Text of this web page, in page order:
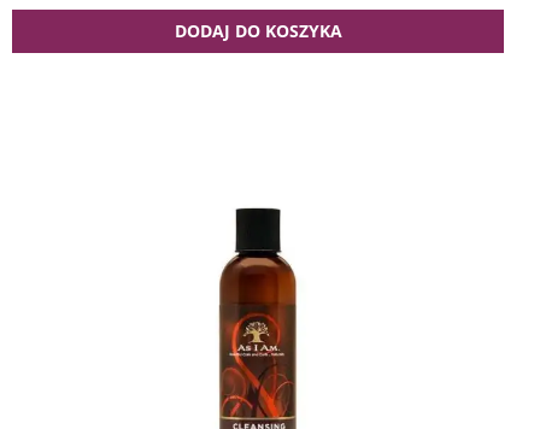
DODAJ DO KOSZYKA